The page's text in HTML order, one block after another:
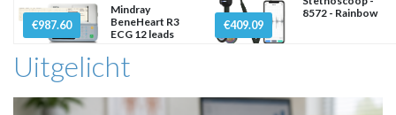
€987.60
Mindray
BeneHeart R3
ECG 12 leads
€409.09
8572 - Rainbow
Uitgelicht